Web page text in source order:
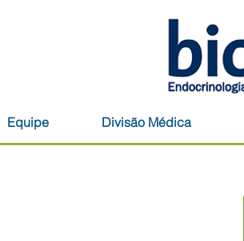
Equipe Divisão Médica